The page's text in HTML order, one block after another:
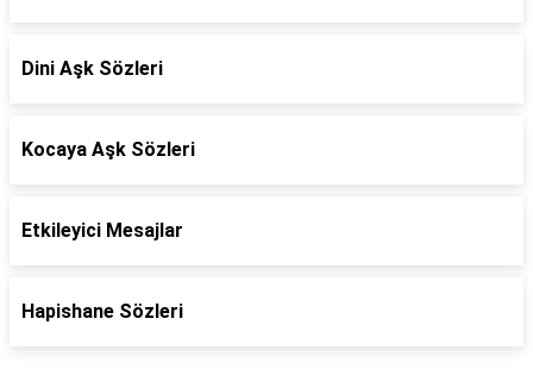
Dini Aşk Sözleri
Kocaya Aşk Sözleri
Etkileyici Mesajlar
Hapishane Sözleri